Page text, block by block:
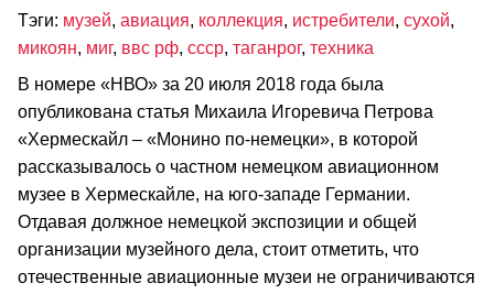
Тэги: музей, авиация, коллекция, истребители, сухой,
микоян, миг, ввс рф, ссср, таганрог, техника
В номере «НВО» за 20 июля 2018 года была
опубликована статья Михаила Игоревича Петрова
«Хермескайл – «Монино по-немецки», в которой
рассказывалось о частном немецком авиационном
музее в Хермескайле, на юго-западе Германии.
Отдавая должное немецкой экспозиции и общей
организации музейного дела, стоит отметить, что
отечественные авиационные музеи не ограничиваются